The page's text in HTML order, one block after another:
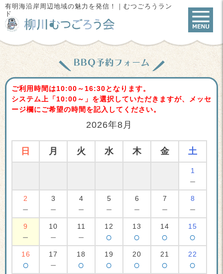
有明海沿岸周辺地域の魅力を発信！｜むつごろうラン
ド
BBQ予約フォーム
ご利用時間は10:00～16:30となります。
システム上「10:00～」を選択していただきますが、メッセ
ージ欄にご希望の時間を記入してください。
2026年8月
日 月 火 水 木 金 土
1
－
2
－
3
－
4
－
5
－
6
－
7
－
8
－
9
－
10
－
11
－
12
○
13
○
14
○
15
○
16
○
17
－
18
○
19
○
20
○
21
○
22
○